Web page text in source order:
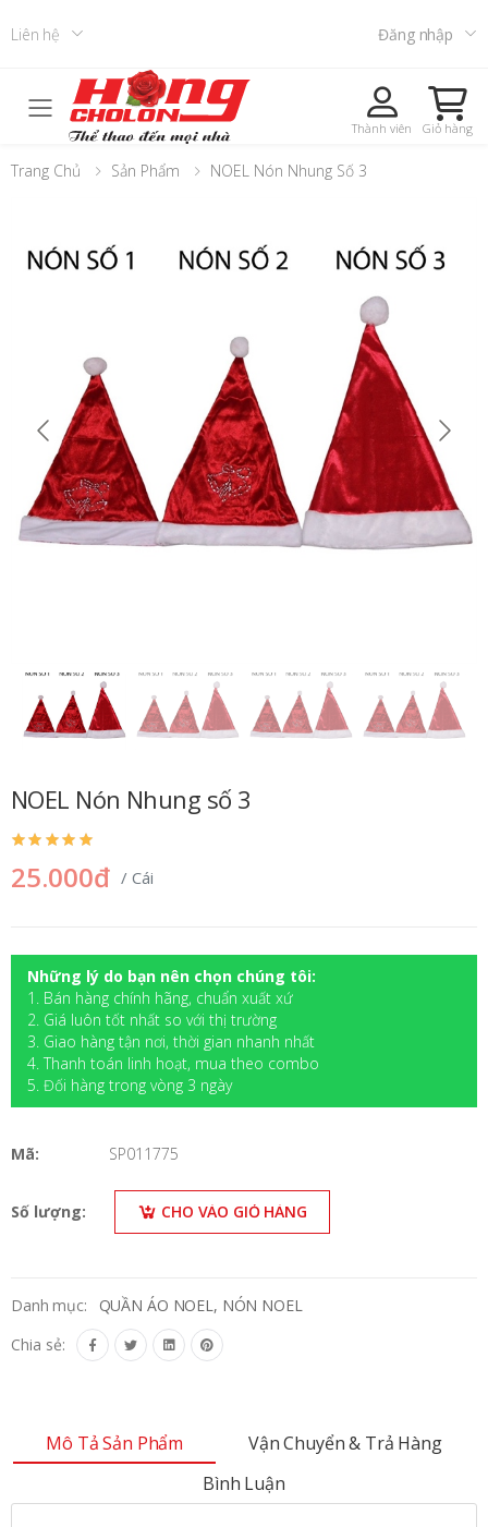
Liên hệ Đăng nhập
Toggle mobile menu Thành viên Giỏ hàng
Trang Chủ Sản Phẩm NOEL Nón Nhung Số 3
NOEL Nón Nhung số 3
25.000đ / Cái
Những lý do bạn nên chọn chúng tôi:
1. Bán hàng chính hãng, chuẩn xuất xứ
2. Giá luôn tốt nhất so với thị trường
3. Giao hàng tận nơi, thời gian nhanh nhất
4. Thanh toán linh hoạt, mua theo combo
5. Đối hàng trong vòng 3 ngày
Mã: SP011775
Số lượng: CHO VÀO GIỎ HÀNG
Danh mục:
QUẦN ÁO NOEL, NÓN NOEL
Chia sẻ:
Mô Tả Sản Phẩm
Vận Chuyển & Trả Hàng
Bình Luận